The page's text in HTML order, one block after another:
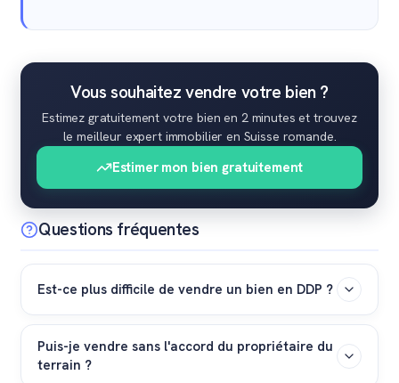
Vous souhaitez vendre votre bien ?
Estimez gratuitement votre bien en 2 minutes et trouvez
le meilleur expert immobilier en Suisse romande.
Estimer mon bien gratuitement
Questions fréquentes
Est-ce plus difficile de vendre un bien en DDP ?
Pas nécessairement, mais le processus est différent. Le
prix de vente affiché est plus bas, ce qui attire plus
d'acheteurs. Cependant, la clientèle doit comprendre
Puis-je vendre sans l'accord du propriétaire du
terrain ?